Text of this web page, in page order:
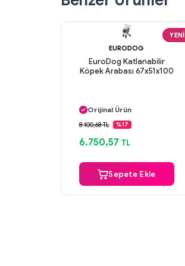
YENI
EURODOG
EuroDog Katlanabilir
Köpek Arabası 67x51x100
Orijinal Ürün
Güvenli Ödeme
8.100,68 TL %17
6.750,57 TL
Sepete Ekle